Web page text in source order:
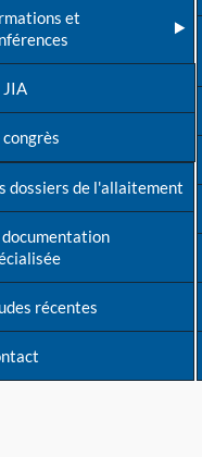
et
JIA
congrès
dossiers de l'allaitement
documentation
récentes